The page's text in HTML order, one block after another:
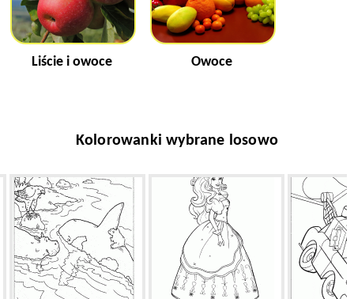
Liście i owoce Owoce
Kolorowanki wybrane losowo